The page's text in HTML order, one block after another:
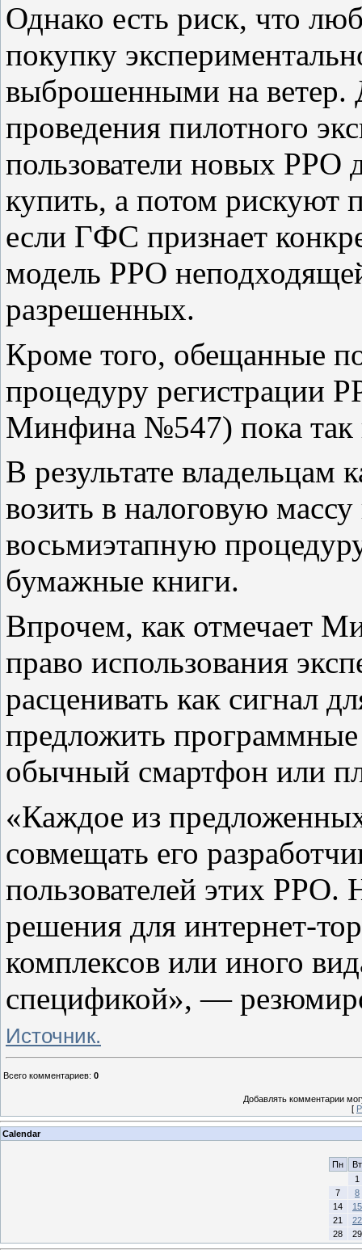
Однако есть риск, что
покупку
выброшенными на ветер.
проведения пилотного
пользователи новых РРО
купить, а потом рискуют
если ГФС признает
модель РРО
разрешенных.
Кроме того, обещанные
процедуру регистрации
Минфина №547) пока так
В результате владельцам
возить в налоговую
восьмиэтапную
бумажные книги.
Впрочем, как отмечает
право использования
расценивать как сигнал
предложить
обычный смартфон или
«Каждое из
совмещать его
пользователей этих РРО.
решения для интернет-
комплексов или иного
спецификой», —
Источник.
Всего комментариев: 0
Добавлять комментарии
[
Calendar
Пн
Вт
1
7
8
14
15
21
22
28
29